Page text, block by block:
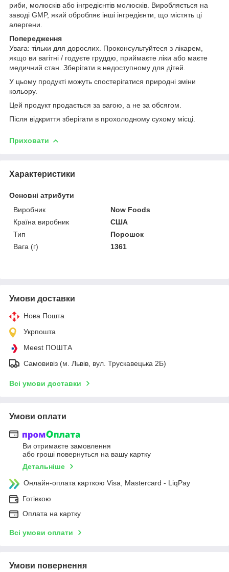
риби, молюсків або інгредієнтів молюсків. Виробляється на
заводі GMP, який обробляє інші інгредієнти, що містять ці
алергени.
Попередження
Увага: тільки для дорослих. Проконсультуйтеся з лікарем,
якщо ви вагітні / годуєте груддю, приймаєте ліки або маєте
медичний стан. Зберігати в недоступному для дітей.
У цьому продукті можуть спостерігатися природні зміни
кольору.
Цей продукт продається за вагою, а не за обсягом.
Після відкриття зберігати в прохолодному сухому місці.
Приховати
Характеристики
Основні атрибути
Виробник
Now Foods
Країна виробник
США
Тип
Порошок
Вага (г)
1361
Умови доставки
Нова Пошта
Укрпошта
Meest ПОШТА
Самовивіз (м. Львів, вул. Трускавецька 2Б)
Всі умови доставки
Умови оплати
Ви отримаєте замовлення
або гроші повернуться на вашу картку
Детальніше
Онлайн-оплата карткою Visa, Mastercard - LiqPay
Готівкою
Оплата на картку
Всі умови оплати
Умови повернення